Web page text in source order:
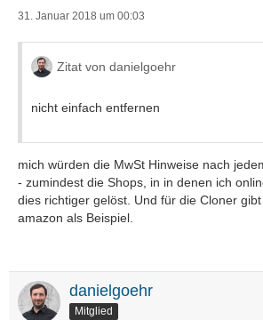
31. Januar 2018 um 00:03
Zitat von danielgoehr
nicht einfach entfernen
mich würden die MwSt Hinweise nach
- zumindest die Shops, in in denen ich
dies richtiger gelöst. Und für die Cloner gibt
amazon als Beispiel.
danielgoehr
Mitglied